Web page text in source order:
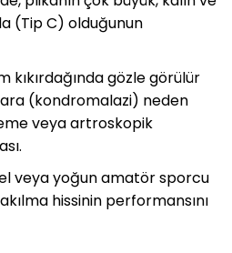
(Tip C) olduğunun
kıkırdağında gözle görülür
(kondromalazi) neden
veya artroskopik
veya yoğun amatör sporcu
hissinin performansını